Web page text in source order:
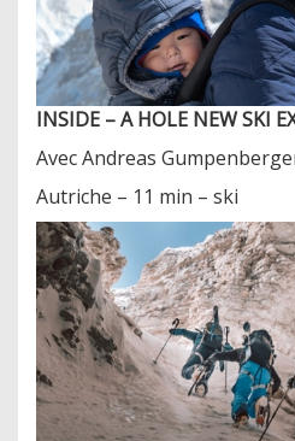
INSIDE – A HOLE NEW SKI
Avec Andreas
Autriche – 11 min – ski